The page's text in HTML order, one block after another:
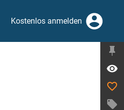
Kostenlos anmelden